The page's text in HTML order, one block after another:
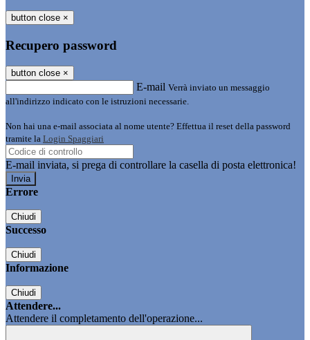
button close ×
Recupero password
button close ×
E-mail Verrà inviato un messaggio
all'indirizzo indicato con le istruzioni necessarie.
Non hai una e-mail associata al nome utente? Effettua il reset della password
tramite la Login Spaggiari
E-mail inviata, si prega di controllare la casella di posta elettronica!
Errore
Chiudi
Successo
Chiudi
Informazione
Chiudi
Attendere...
Attendere il completamento dell'operazione...